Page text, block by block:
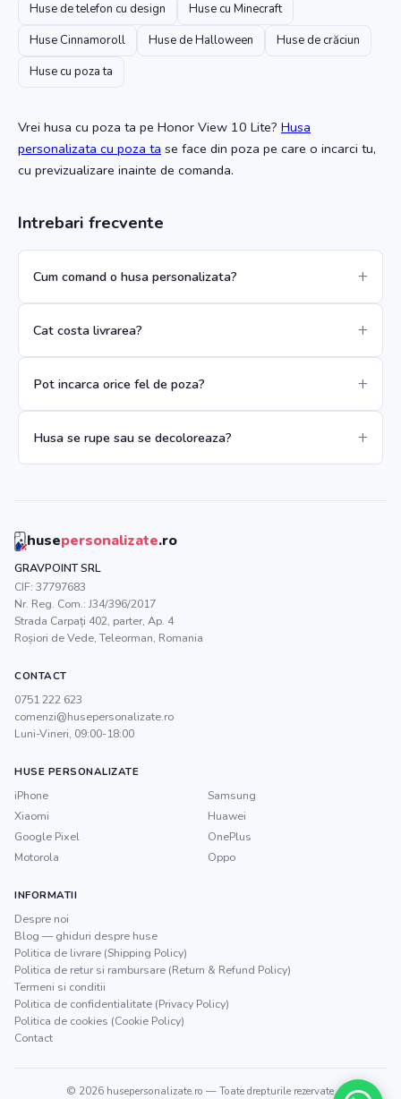
Huse de telefon cu design
Huse cu Minecraft
Huse Cinnamoroll
Huse de Halloween
Huse de crăciun
Huse cu poza ta
Vrei husa cu poza ta pe Honor View 10 Lite? Husa
personalizata cu poza ta se face din poza pe care o incarci tu,
cu previzualizare inainte de comanda.
Intrebari frecvente
Cum comand o husa personalizata?
Cat costa livrarea?
Pot incarca orice fel de poza?
Husa se rupe sau se decoloreaza?
husepersonalizate.ro
GRAVPOINT SRL
CIF: 37797683
Nr. Reg. Com.: J34/396/2017
Strada Carpați 402, parter, Ap. 4
Roșiori de Vede,Teleorman, Romania
CONTACT
0751 222 623
comenzi@husepersonalizate.ro
Luni-Vineri, 09:00-18:00
HUSE PERSONALIZATE
iPhone
Samsung
Xiaomi
Huawei
Google Pixel
OnePlus
Motorola
Oppo
INFORMATII
Despre noi
Blog — ghiduri despre huse
Politica de livrare (Shipping Policy)
Politica de retur si rambursare (Return & Refund Policy)
Termeni si conditii
Politica de confidentialitate (Privacy Policy)
Politica de cookies (Cookie Policy)
Contact
© 2026 husepersonalizate.ro — Toate drepturile rezervate